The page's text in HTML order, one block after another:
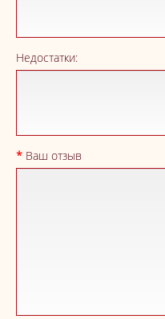
Недостатки:
Ваш отзыв